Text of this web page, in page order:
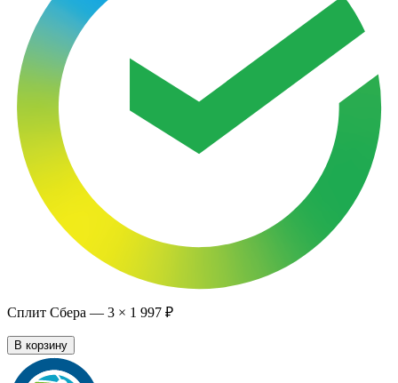
Сплит Сбера — 3 × 1 997 ₽
В корзину